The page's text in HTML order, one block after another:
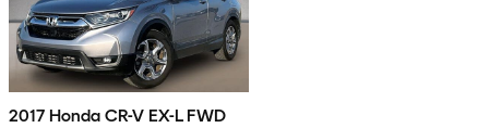
2017 Honda CR-V EX-L FWD